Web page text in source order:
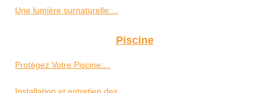
Une lumière surnaturelle:...
Piscine
Protégez Votre Piscine:...